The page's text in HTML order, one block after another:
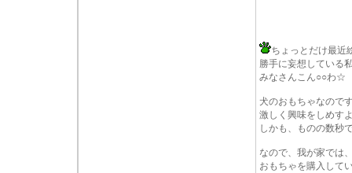
ちょっとだけ最近
勝手に妄想している
みなさんこん○○わ☆
犬のおもちゃなので
激しく興味をしめす
しかも、ものの数秒
なので、我が家では
おもちゃを購入して